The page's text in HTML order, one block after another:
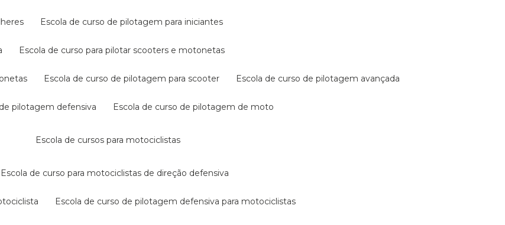
escola de curso de pilotagem para iniciantes
escola de curso para pilotar scooters e motonetas
escola de curso de pilotagem para scooter escola de curso de pilotagem avançada
de pilotagem defensiva escola de curso de pilotagem de moto
escola de cursos para motociclistas
escola de curso para motociclistas de direção defensiva
escola de curso de pilotagem defensiva para motociclistas